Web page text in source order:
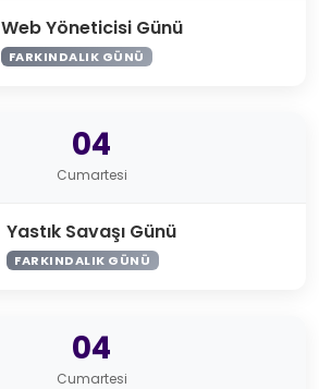
Web Yöneticisi Günü
FARKINDALIK GÜNÜ
04
Cumartesi
Yastık Savaşı Günü
FARKINDALIK GÜNÜ
04
Cumartesi